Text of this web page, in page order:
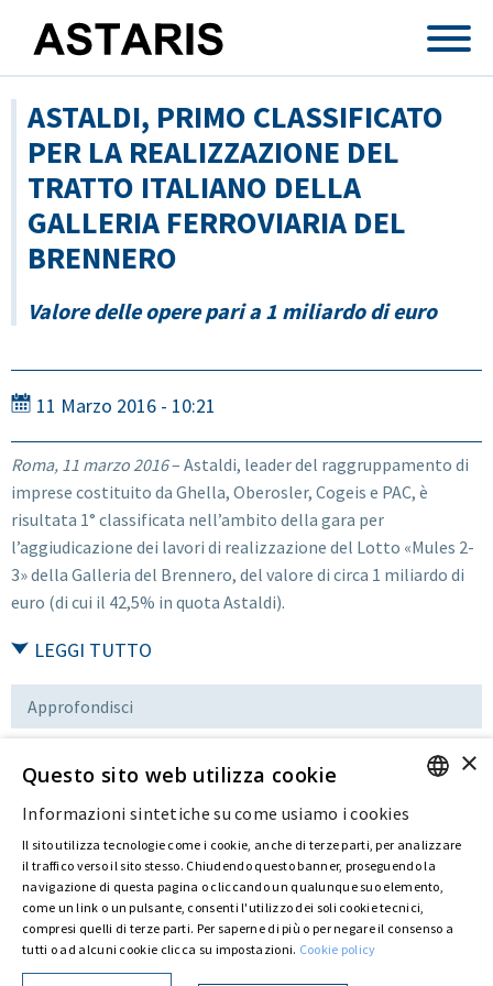
ASTALDI, PRIMO CLASSIFICATO
PER LA REALIZZAZIONE DEL
TRATTO ITALIANO DELLA
GALLERIA FERROVIARIA DEL
BRENNERO
Valore delle opere pari a 1 miliardo di euro
11 Marzo 2016 - 10:21
Roma, 11 marzo 2016– Astaldi, leader del raggruppamento di
imprese costituito da Ghella, Oberosler, Cogeis e PAC, è
risultata 1° classificata nell’ambito della gara per
l’aggiudicazione dei lavori di realizzazione del Lotto «Mules 2-
3» della Galleria del Brennero, del valore di circa 1 miliardo di
euro (di cui il 42,5% in quota Astaldi).
LEGGI TUTTO
Approfondisci
Download
Ultima modifica:02 Set 2016
Privacy Policy Cookie Policy © ASTARIS S.P.A. - P.IVA 00880281001
Con delibera straordinaria di Astaldi S.p.A. del 30 maggio 2022 (repertorio n. 72.600,
ITALIAN
×
Questo sito web utilizza cookie
Informazioni sintetiche su come usiamo i cookies
Il sito utilizza tecnologie come i cookie, anche di terze parti, per analizzare
il traffico verso il sito stesso. Chiudendo questo banner, proseguendo la
navigazione di questa pagina o cliccando un qualunque suo elemento,
come un link o un pulsante, consenti l'utilizzo dei soli cookie tecnici,
compresi quelli di terze parti. Per saperne di più o per negare il consenso a
tutti o ad alcuni cookie clicca su impostazioni. Cookie policy